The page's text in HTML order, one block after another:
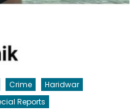
Crime
Haridwar
Reports